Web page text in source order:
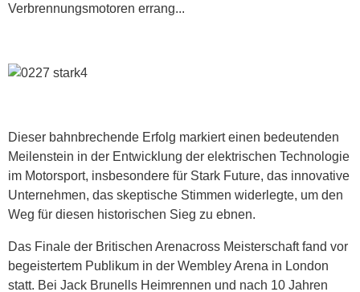
Verbrennungsmotoren errang...
Dieser bahnbrechende Erfolg markiert einen bedeutenden
Meilenstein in der Entwicklung der elektrischen Technologie
im Motorsport, insbesondere für Stark Future, das innovative
Unternehmen, das skeptische Stimmen widerlegte, um den
Weg für diesen historischen Sieg zu ebnen.
Das Finale der Britischen Arenacross Meisterschaft fand vor
begeistertem Publikum in der Wembley Arena in London
statt. Bei Jack Brunells Heimrennen und nach 10 Jahren